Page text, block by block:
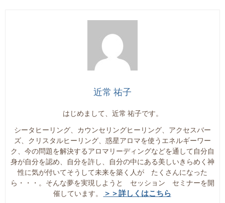
近常 祐子
はじめまして、近常 祐子です。
シータヒーリング、カウンセリングヒーリング、アクセスバー
ズ、クリスタルヒーリング、惑星アロマを使うエネルギーワー
ク、今の問題を解決するアロマリーディングなどを通して自分自
身が自分を認め、自分を許し、自分の中にある美しいきらめく神
性に気が付いてそうして未来を築く人が たくさんになった
ら・・・。そんな夢を実現しようと セッション セミナーを開
催しています。
＞＞詳しくはこちら